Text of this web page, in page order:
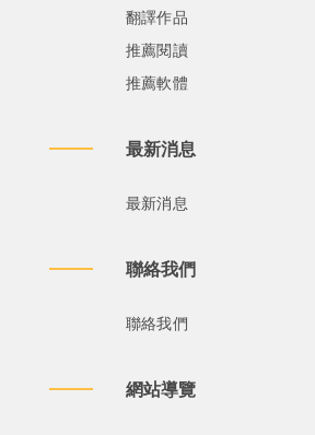
翻譯作品
推薦閱讀
推薦軟體
最新消息
最新消息
聯絡我們
聯絡我們
網站導覽